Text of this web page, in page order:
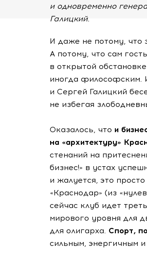
и одновременно
Галицкий.
И даже не потому, что
А потому, что сам
в открытой
иногда философским.
и Сергей Галицкий
не избегая
Оказалось, что и
на «архитектуру»
стенаний на
бизнес!» в устах
и жалуется, это
«Краснодар» (из
сейчас клуб идет
мирового уровня для
для олигарха. Спорт,
сильным, энергичным